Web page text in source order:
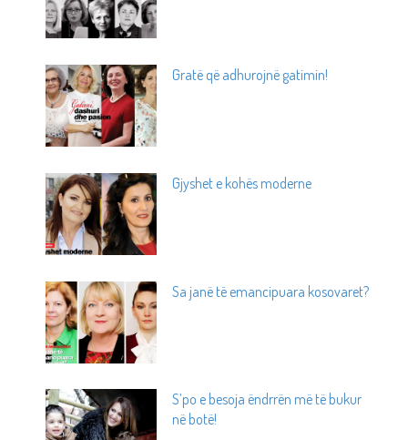
Gratë që adhurojnë gatimin!
Gjyshet e kohës moderne
Sa janë të emancipuara kosovaret?
S’po e besoja ëndrrën më të bukur
në botë!